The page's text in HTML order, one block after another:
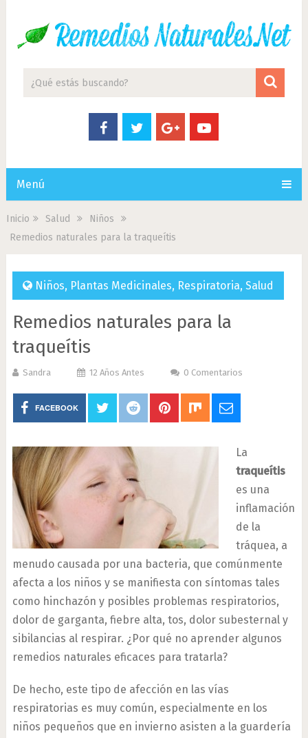
Menú
Inicio Salud
Niños
Remedios naturales para la traqueítis
Niños, Plantas Medicinales, Respiratoria, Salud
Remedios naturales para la
traqueítis
Sandra 12 Años Antes 0 Comentarios
FACEBOOK
La
traqueítis
es una
inflamación
de la
tráquea, a
menudo causada por una bacteria, que comúnmente
afecta a los niños y se manifiesta con síntomas tales
como hinchazón y posibles problemas respiratorios,
dolor de garganta, fiebre alta, tos, dolor subesternal y
sibilancias al respirar. ¿Por qué no aprender algunos
remedios naturales eficaces para tratarla?
De hecho, este tipo de afección en las vías
respiratorias es muy común, especialmente en los
niños pequeños que en invierno asisten a la guardería